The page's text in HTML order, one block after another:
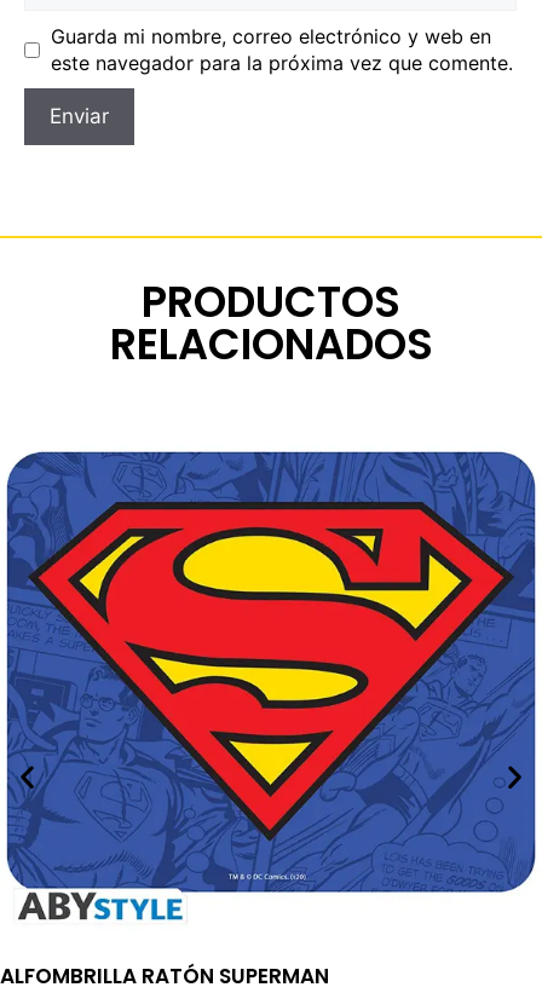
Guarda mi nombre, correo electrónico y web en
este navegador para la próxima vez que comente.
PRODUCTOS
RELACIONADOS
ALFOMBRILLA RATÓN SUPERMAN